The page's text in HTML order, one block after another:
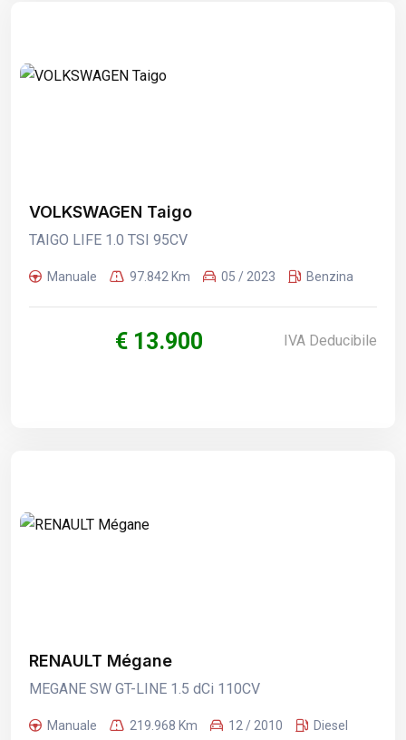
VOLKSWAGEN Taigo
TAIGO LIFE 1.0 TSI 95CV
Manuale 97.842 Km 05 / 2023 Benzina
€ 13.900 IVA Deducibile
RENAULT Mégane
MEGANE SW GT-LINE 1.5 dCi 110CV
Manuale 219.968 Km 12 / 2010 Diesel